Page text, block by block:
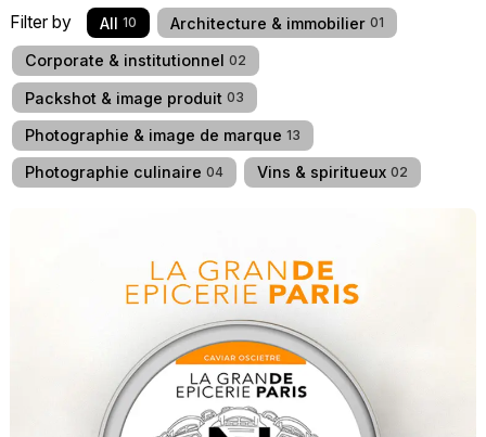
Filter by All 10 Architecture & immobilier 01
Corporate & institutionnel 02
Packshot & image produit 03
Photographie & image de marque 13
Photographie culinaire 04 Vins & spiritueux 02